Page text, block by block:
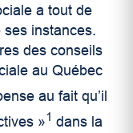
a tout de
instances.
des conseils
au Québec
au fait qu’il
»1 dans la